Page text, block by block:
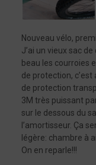
Nouveau vélo,
J’ai un vieux sac
beau les courroies
de protection,
de protection
3M très puissant
sur le dessous du
l’amortisseur. Ça
légère: chambre à
On en reparle!!!